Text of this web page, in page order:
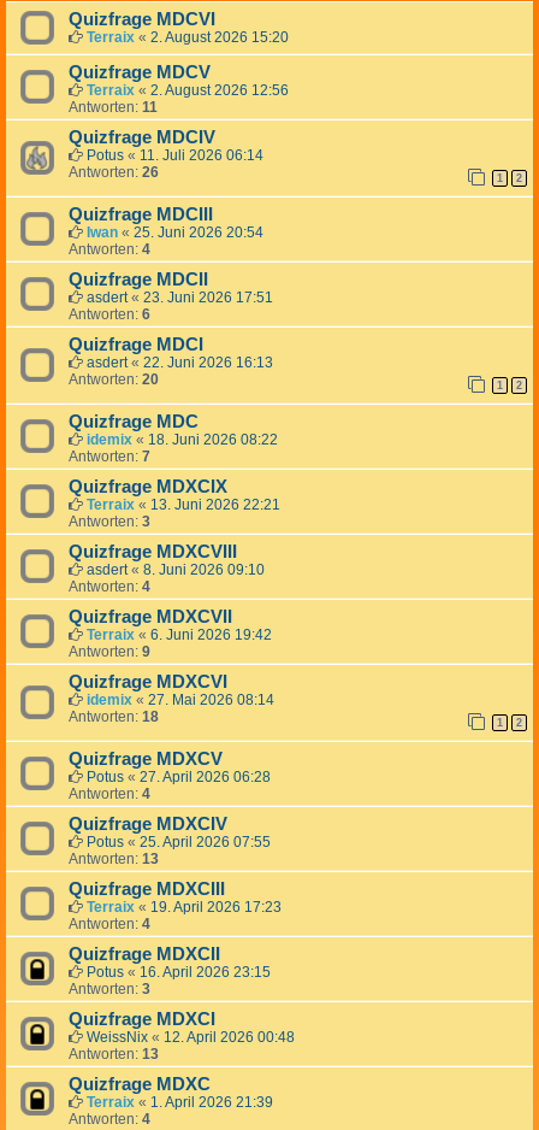
Quizfrage MDCVI
Terraix « 2. August 2026 15:20
Quizfrage MDCV
Terraix « 2. August 2026 12:56
Antworten: 11
Quizfrage MDCIV
Potus « 11. Juli 2026 06:14
Antworten: 26 1 2
Quizfrage MDCIII
Iwan « 25. Juni 2026 20:54
Antworten: 4
Quizfrage MDCII
asdert« 23. Juni 2026 17:51
Antworten: 6
Quizfrage MDCI
asdert« 22. Juni 2026 16:13
Antworten: 20 1 2
Quizfrage MDC
idemix « 18. Juni 2026 08:22
Antworten: 7
Quizfrage MDXCIX
Terraix « 13. Juni 2026 22:21
Antworten: 3
Quizfrage MDXCVIII
asdert« 8. Juni 2026 09:10
Antworten: 4
Quizfrage MDXCVII
Terraix « 6. Juni 2026 19:42
Antworten: 9
Quizfrage MDXCVI
idemix « 27. Mai 2026 08:14
Antworten: 18 1 2
Quizfrage MDXCV
Potus « 27. April 2026 06:28
Antworten: 4
Quizfrage MDXCIV
Potus « 25. April 2026 07:55
Antworten: 13
Quizfrage MDXCIII
Terraix « 19. April 2026 17:23
Antworten: 4
Quizfrage MDXCII
Potus « 16. April 2026 23:15
Antworten: 3
Quizfrage MDXCI
WeissNix « 12. April 2026 00:48
Antworten: 13
Quizfrage MDXC
Terraix « 1. April 2026 21:39
Antworten: 4